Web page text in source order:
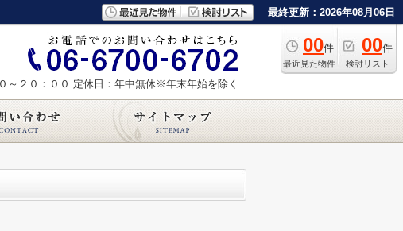
最終更新：2026年08月06日
00件
最近見た物件
00件
検討リスト
～２０：００ 定休日：年中無休※年末年始を除く